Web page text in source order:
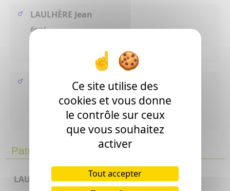
LAULHÈRE Jean
6e né
LAULHÈRE Jean
( - >1851 Aussevielle ? )
Patronymes similaires
LAULHÈRE-LARROUY
Ce site utilise des
cookies et vous donne
le contrôle sur ceux
que vous souhaitez
activer
Tout accepter